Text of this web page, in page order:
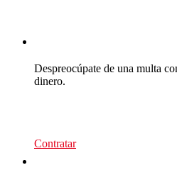
Despreocúpate de una multa
dinero.
Contratar